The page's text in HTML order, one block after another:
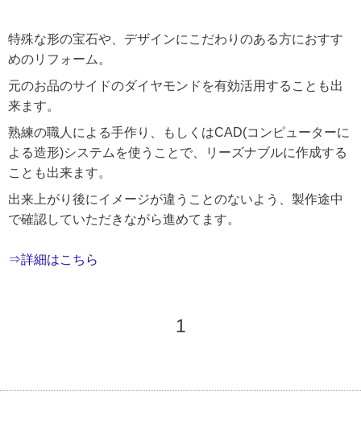
特殊な形の宝石や、デザインにこだわりのある方におすす
めのリフォーム。
元のお品のサイドのダイヤモンドを有効活用することも出
来ます。
熟練の職人による手作り、もしくはCAD(コンピューターに
よる造形)システムを使うことで、リーズナブルに作成する
ことも出来ます。
出来上がり後にイメージが違うことのないよう、製作途中
で確認していただきながら進めてます。
⇒詳細はこちら
1